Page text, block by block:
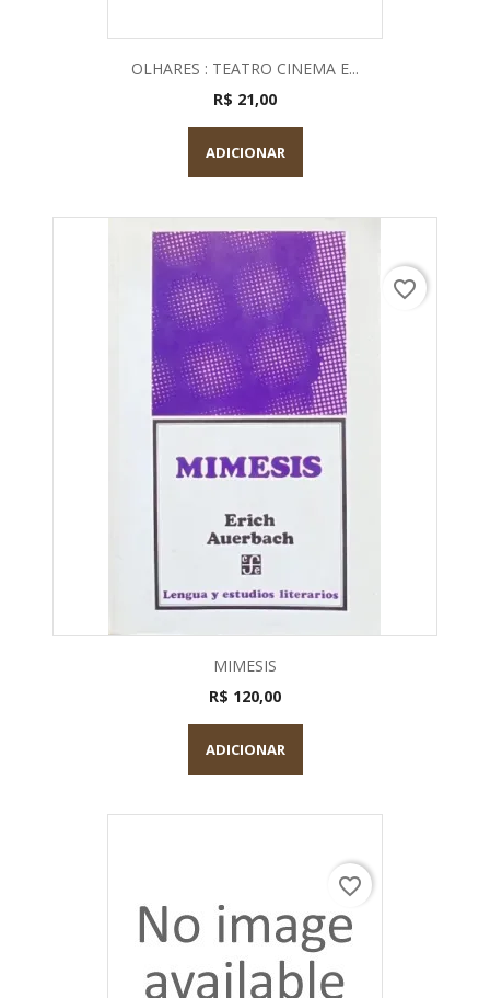
OLHARES : TEATRO CINEMA E...
R$ 21,00
ADICIONAR
MIMESIS
R$ 120,00
ADICIONAR
favorite_border
favorite_border